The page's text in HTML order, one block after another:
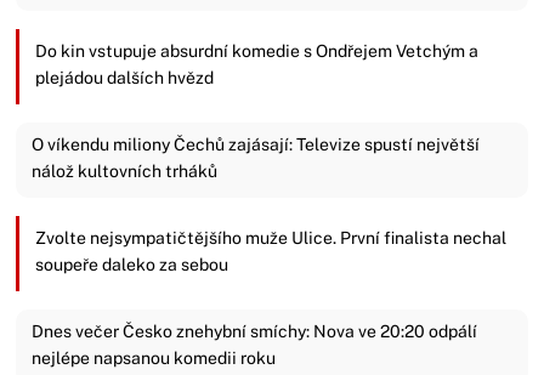
Do kin vstupuje absurdní komedie s Ondřejem Vetchým a
plejádou dalších hvězd
O víkendu miliony Čechů zajásají: Televize spustí největší
nálož kultovních trháků
Zvolte nejsympatičtějšího muže Ulice. První finalista nechal
soupeře daleko za sebou
Dnes večer Česko znehybní smíchy: Nova ve 20:20 odpálí
nejlépe napsanou komedii roku